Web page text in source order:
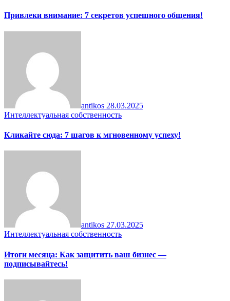
Привлеки внимание: 7 секретов успешного общения!
antikos 28.03.2025
Интеллектуальная собственность
Кликайте сюда: 7 шагов к мгновенному успеху!
antikos 27.03.2025
Интеллектуальная собственность
Итоги месяца: Как защитить ваш бизнес —
подписывайтесь!